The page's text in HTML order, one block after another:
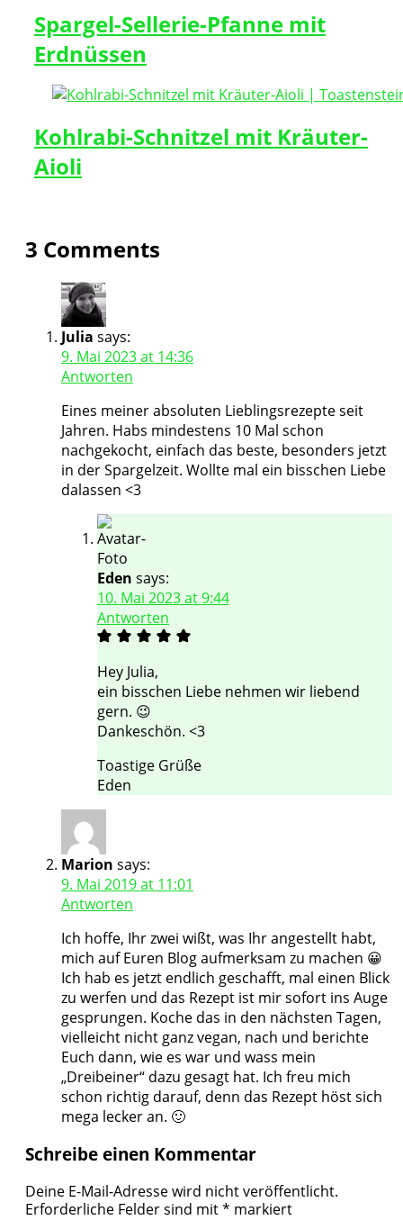
Spargel-Sellerie-Pfanne mit
Erdnüssen
Kohlrabi-Schnitzel mit Kräuter-
Aioli
3 Comments
Julia says:
9. Mai 2023 at 14:36
Antworten
Eines meiner absoluten Lieblingsrezepte seit
Jahren. Habs mindestens 10 Mal schon
nachgekocht, einfach das beste, besonders jetzt
in der Spargelzeit. Wollte mal ein bisschen Liebe
dalassen <3
Eden says:
10. Mai 2023 at 9:44
Antworten
Hey Julia,
ein bisschen Liebe nehmen wir liebend
gern. 😉
Dankeschön. <3
Toastige Grüße
Eden
Marion says:
9. Mai 2019 at 11:01
Antworten
Ich hoffe, Ihr zwei wißt, was Ihr angestellt habt,
mich auf Euren Blog aufmerksam zu machen 😀
Ich hab es jetzt endlich geschafft, mal einen Blick
zu werfen und das Rezept ist mir sofort ins Auge
gesprungen. Koche das in den nächsten Tagen,
vielleicht nicht ganz vegan, nach und berichte
Euch dann, wie es war und wass mein
„Dreibeiner“ dazu gesagt hat. Ich freu mich
schon richtig darauf, denn das Rezept höst sich
mega lecker an. 🙂
Schreibe einen Kommentar
Deine E-Mail-Adresse wird nicht veröffentlicht.
Erforderliche Felder sind mit* markiert